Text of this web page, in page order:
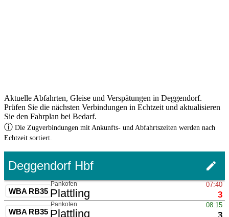
Aktuelle Abfahrten, Gleise und Verspätungen in Deggendorf.
Prüfen Sie die nächsten Verbindungen in Echtzeit und aktualisieren
Sie den Fahrplan bei Bedarf.
ⓘ Die Zugverbindungen mit Ankunfts- und Abfahrtszeiten werden nach
Echtzeit sortiert.